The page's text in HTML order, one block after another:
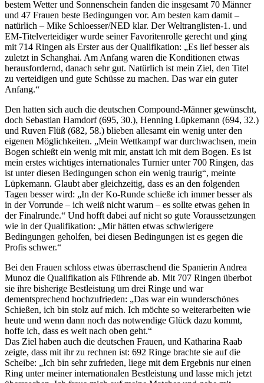
bestem Wetter und Sonnenschein fanden die insgesamt 70 Männer
und 47 Frauen beste Bedingungen vor. Am besten kam damit –
natürlich – Mike Schloesser/NED klar. Der Weltranglisten-1. und
EM-Titelverteidiger wurde seiner Favoritenrolle gerecht und ging
mit 714 Ringen als Erster aus der Qualifikation: „Es lief besser als
zuletzt in Schanghai. Am Anfang waren die Konditionen etwas
herausfordernd, danach sehr gut. Natürlich ist mein Ziel, den Titel
zu verteidigen und gute Schüsse zu machen. Das war ein guter
Anfang.“
Den hatten sich auch die deutschen Compound-Männer gewünscht,
doch Sebastian Hamdorf (695, 30.), Henning Lüpkemann (694, 32.)
und Ruven Flüß (682, 58.) blieben allesamt ein wenig unter den
eigenen Möglichkeiten. „Mein Wettkampf war durchwachsen, mein
Bogen schießt ein wenig mit mir, anstatt ich mit dem Bogen. Es ist
mein erstes wichtiges internationales Turnier unter 700 Ringen, das
ist unter diesen Bedingungen schon ein wenig traurig“, meinte
Lüpkemann. Glaubt aber gleichzeitig, dass es an den folgenden
Tagen besser wird: „In der Ko-Runde schieße ich immer besser als
in der Vorrunde – ich weiß nicht warum – es sollte etwas gehen in
der Finalrunde.“ Und hofft dabei auf nicht so gute Voraussetzungen
wie in der Qualifikation: „Mir hätten etwas schwierigere
Bedingungen geholfen, bei diesen Bedingungen ist es gegen die
Profis schwer.“
Bei den Frauen schloss etwas überraschend die Spanierin Andrea
Munoz die Qualifikation als Führende ab. Mit 707 Ringen überbot
sie ihre bisherige Bestleistung um drei Ringe und war
dementsprechend hochzufrieden: „Das war ein wunderschönes
Schießen, ich bin stolz auf mich. Ich möchte so weiterarbeiten wie
heute und wenn dann noch das notwendige Glück dazu kommt,
hoffe ich, dass es weit nach oben geht.“
Das Ziel haben auch die deutschen Frauen, und Katharina Raab
zeigte, dass mit ihr zu rechnen ist: 692 Ringe brachte sie auf die
Scheibe: „Ich bin sehr zufrieden, liege mit dem Ergebnis nur einen
Ring unter meiner internationalen Bestleistung und lasse mich jetzt